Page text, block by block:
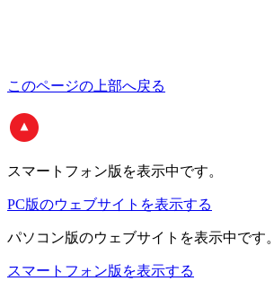
このページの上部へ戻る
スマートフォン版 を表示中です。
PC版のウェブサイトを表示する
パソコン版のウェブサイトを表示中です。
スマートフォン版を表示する